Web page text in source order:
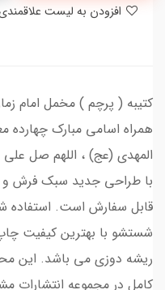
کتیبه ( پرچم ) مخمل امام
همراه اسامی مبارک چهارده
المهدی (عج) ، اللهم صل
با طراحی جدید سبک فرش و
قابل سفارش است. استفاده
شستشو با بهترین کیفیت
ریشه دوزی می باشد. این
کامل در مجموعه انتشارات